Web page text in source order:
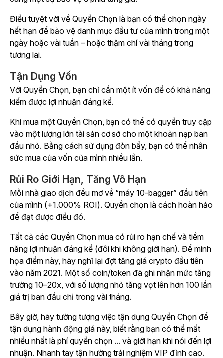
Điều tuyệt vời về Quyền Chọn là bạn có thể chọn ngày
hết hạn để bảo vệ danh mục đầu tư của mình trong một
ngày hoặc vài tuần – hoặc thậm chí vài tháng trong
tương lai.
Tận Dụng Vốn
Với Quyền Chọn, bạn chỉ cần một ít vốn để có khả năng
kiếm được lợi nhuận đáng kể.
Khi mua một Quyền Chọn, bạn có thể có quyền truy cập
vào một lượng lớn tài sản cơ sở cho một khoản nạp ban
đầu nhỏ. Bằng cách sử dụng đòn bẩy, bạn có thể nhân
sức mua của vốn của mình nhiều lần.
Rủi Ro Giới Hạn, Tăng Vô Hạn
Mỗi nhà giao dịch đều mơ về “máy 10-bagger” đầu tiên
của mình (+1.000% ROI). Quyền chọn là cách hoàn hảo
để đạt được điều đó.
Tất cả các Quyền Chọn mua có rủi ro hạn chế và tiềm
năng lợi nhuận đáng kể (đôi khi không giới hạn). Để minh
họa điểm này, hãy nghĩ lại đợt tăng giá crypto đầu tiên
vào năm 2021. Một số coin/token đã ghi nhận mức tăng
trưởng 10–20x, với số lượng nhỏ tăng vọt lên hơn 100 lần
giá trị ban đầu chỉ trong vài tháng.
Bây giờ, hãy tưởng tượng việc tận dụng Quyền Chọn để
tận dụng hành động giá này, biết rằng bạn có thể mất
nhiều nhất là phí quyền chọn ... và giới hạn khi nói đến lợi
nhuận. Nhanh tay tận hưởng trải nghiệm VIP đỉnh cao.